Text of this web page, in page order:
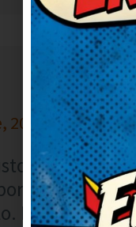
2023 at 21:32
lo que
publicarlo.
Me he